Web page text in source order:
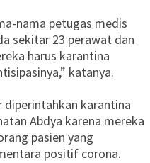
nama petugas medis
sekitar 23 perawat dan
harus karantina
katanya.
diperintahkan karantina
Abdya karena mereka
pasien yang
positif corona.